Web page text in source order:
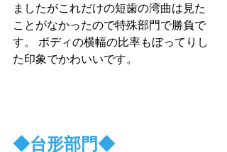
ましたがこれだけの短歯の湾曲は見た
ことがなかったので特殊部門で勝負で
す。 ボディの横幅の比率もぼってりし
た印象でかわいいです。
◆台形部門◆